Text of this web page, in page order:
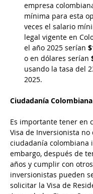
empresa
mínima para esta
veces el salario
legal vigente en
el año 2025 serían
o en dólares serían
usando la tasa del
2025.
Ciudadanía
Es importante tener en
Visa de Inversionista no
ciudadanía colombiana
embargo, después de
años y cumplir con
inversionistas pueden
solicitar la Visa de